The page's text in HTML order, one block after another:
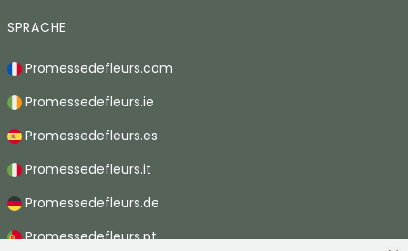
SPRACHE
Promessedefleurs.com
Promessedefleurs.ie
Promessedefleurs.es
Promessedefleurs.it
Promessedefleurs.de
Promessedefleurs.pt